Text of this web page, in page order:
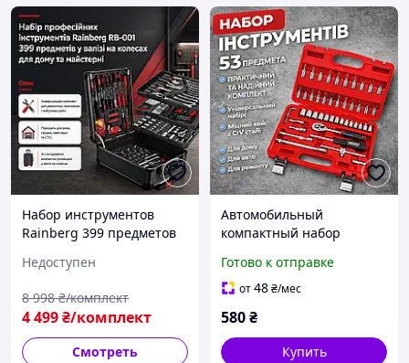
Набор инструментов
Rainberg 399 предметов
СТО 24 биты Набор
чемодане 29 шт
Недоступен
4 499₴/комплект
8 998 ₴/комплект
Смотреть
Автомобильный
компактный набор
принадлежности для СТО,
набор ключей и бит для
Готово к отправке
от48₴/мес
580₴
Купить